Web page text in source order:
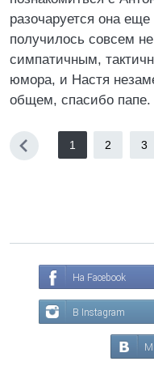
разочаруется она
получилось совсем
симпатичным,
юмора, и Настя
общем, спасибо папе.
1 2 3
На Facebook
В Instagram